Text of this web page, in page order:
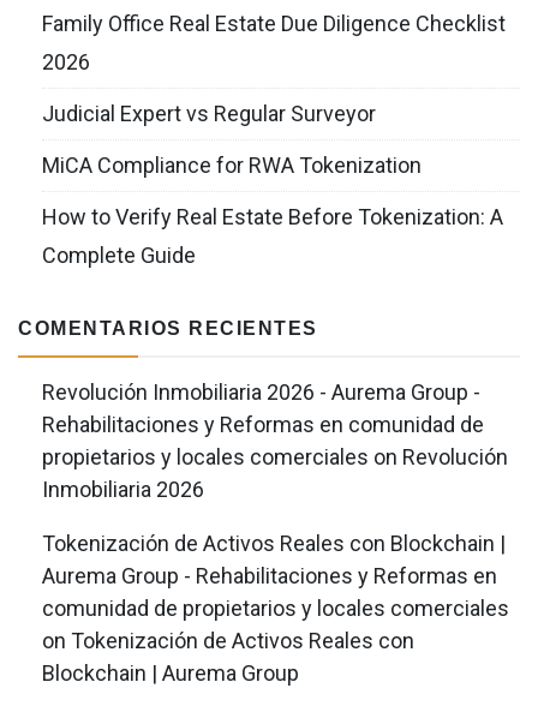
Family Office Real Estate Due Diligence Checklist
2026
Judicial Expert vs Regular Surveyor
MiCA Compliance for RWA Tokenization
How to Verify Real Estate Before Tokenization: A
Complete Guide
COMENTARIOS RECIENTES
Revolución Inmobiliaria 2026 - Aurema Group -
Rehabilitaciones y Reformas en comunidad de
propietarios y locales comerciales on Revolución
Inmobiliaria 2026
Tokenización de Activos Reales con Blockchain |
Aurema Group - Rehabilitaciones y Reformas en
comunidad de propietarios y locales comerciales
on Tokenización de Activos Reales con
Blockchain | Aurema Group